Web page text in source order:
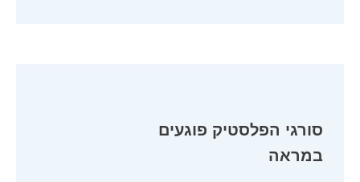
סורגי הפלסטיק פוגעים
במראה